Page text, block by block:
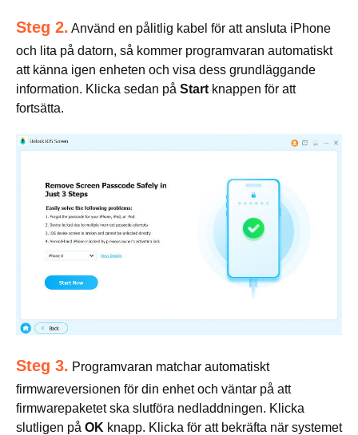
Steg 2. Använd en pålitlig kabel för att ansluta iPhone
och lita på datorn, så kommer programvaran automatiskt
att känna igen enheten och visa dess grundläggande
information. Klicka sedan på Start knappen för att
fortsätta.
Steg 3. Programvaran matchar automatiskt
firmwareversionen för din enhet och väntar på att
firmwarepaketet ska slutföra nedladdningen. Klicka
slutligen på OK knapp. Klicka för att bekräfta när systemet